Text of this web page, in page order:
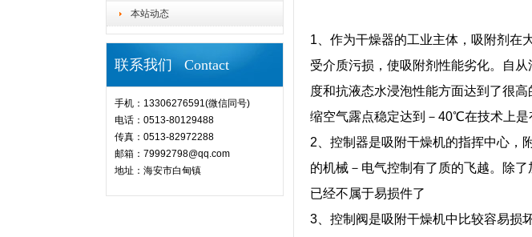
本站动态
联系我们 Contact
手机：13306276591(微信同号)
电话：0513-80129488
传真：0513-82972288
邮箱：79992798@qq.com
地址：海安市白甸镇
1、作为干燥器的工业主体，吸附剂在
受介质污损，使吸附剂性能劣化。自
度和抗液态水浸泡性能方面达到了很
缩空气露点稳定达到－40℃在技术上是
2、控制器是吸附干燥机的指挥中心，
的机械－电气控制有了质的飞越。除
已经不属于易损件了
3、控制阀是吸附干燥机中比较容易损